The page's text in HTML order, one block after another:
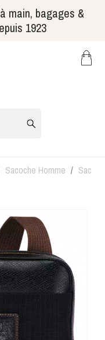
main, bagages &
1923
Sacoche Homme
Sac